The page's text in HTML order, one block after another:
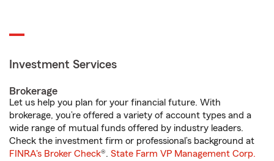
Investment Services
Brokerage
Let us help you plan for your financial future. With
brokerage, you’re offered a variety of account types and a
wide range of mutual funds offered by industry leaders.
Check the investment firm or professional’s background at
FINRA's Broker Check®. State Farm VP Management Corp.